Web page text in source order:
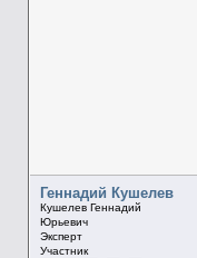
Геннадий Кушелев
Кушелев Геннадий
Юрьевич
Эксперт
Участник